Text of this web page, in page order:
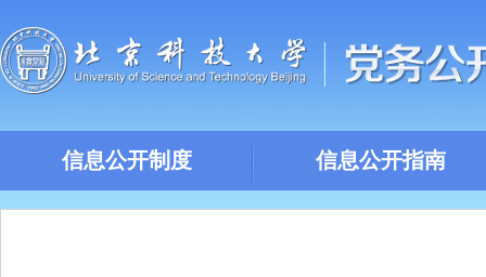
信息公开制度 信息公开指南